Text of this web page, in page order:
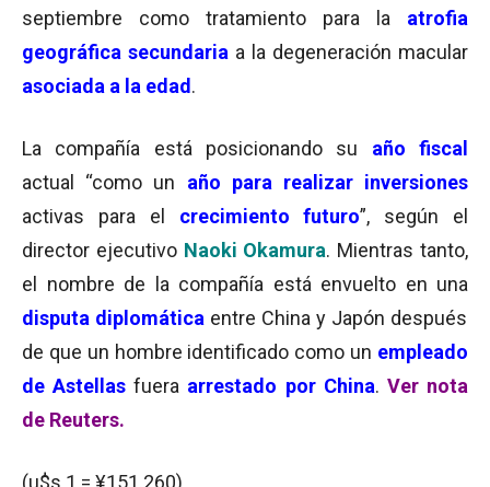
septiembre como tratamiento para la atrofia
geográfica secundaria a la degeneración macular
asociada a la edad .
La compañía está posicionando su año fiscal
actual “como un año para realizar inversiones
activas para el crecimiento futuro”, según el
director ejecutivo Naoki Okamura. Mientras tanto,
e l nombre de la compañía está envuelto en una
disputa diplomática entre China y Japón después
de que un hombre identificado como un empleado
de Astellas fuera arrestado por China. Ver nota
de Reuters.
(u$s 1 = ¥151.260)